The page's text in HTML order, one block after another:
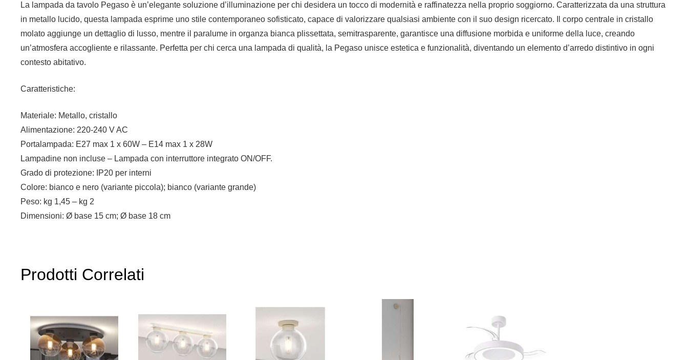
La lampada da tavolo Pegaso è un’elegante soluzione d’illuminazione per chi desidera un tocco di modernità e raffinatezza nella proprio soggiorno. Caratterizzata da una struttura
in metallo lucido, questa lampada esprime uno stile contemporaneo sofisticato, capace di valorizzare qualsiasi ambiente con il suo design ricercato. Il corpo centrale in cristallo
molato aggiunge un dettaglio di lusso, mentre il paralume in organza bianca plissettata, semitrasparente, garantisce una diffusione morbida e uniforme della luce, creando
un’atmosfera accogliente e rilassante. Perfetta per chi cerca una lampada di qualità, la Pegaso unisce estetica e funzionalità, diventando un elemento d’arredo distintivo in ogni
contesto abitativo.
Caratteristiche:
Materiale: Metallo, cristallo
Alimentazione: 220-240 V AC
Portalampada: E27 max 1 x 60W – E14 max 1 x 28W
Lampadine non incluse – Lampada con interruttore integrato ON/OFF.
Grado di protezione: IP20 per interni
Colore: bianco e nero (variante piccola); bianco (variante grande)
Peso: kg 1,45 – kg 2
Dimensioni: Ø base 15 cm; Ø base 18 cm
Prodotti Correlati